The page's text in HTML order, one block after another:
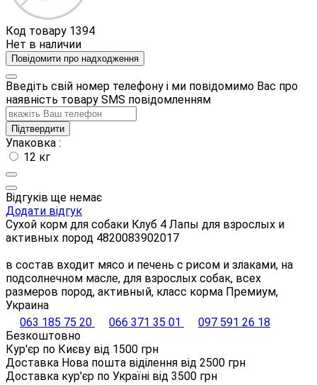
Код товару 1394
Нет в наличии
Повідомити про надходження
Введіть свій номер телефону і ми повідомимо Вас про
наявність товару SMS повідомленням
Підтвердити
Упаковка :
12 кг
Відгуків ще немає
Додати відгук
Сухой корм для собаки Клуб 4 Лапы для взрослых и
активных пород 4820083902017
в состав входит мясо и печень с рисом и злаками, на
подсолнечном масле, для взрослых собак, всех
размеров пород, активный, класс корма Премиум,
Украина
063 185 75 20
066 371 35 01
097 591 26 18
Безкоштовно
Кур'єр по Києву від 1500 грн
Доставка Нова пошта віділення від 2500 грн
Доставка кур'єр по Україні від 3500 грн